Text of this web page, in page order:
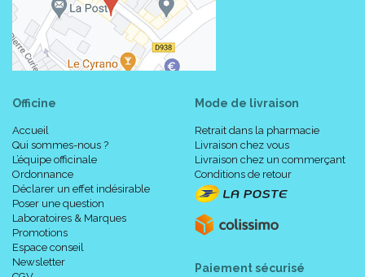
Officine
Accueil
Qui sommes-nous ?
L’équipe officinale
Ordonnance
Déclarer un effet indésirable
Poser une question
Laboratoires & Marques
Promotions
Espace conseil
Newsletter
Mode de livraison
Retrait dans la pharmacie
Livraison chez vous
Livraison chez un commerçant
Conditions de retour
Paiement sécurisé